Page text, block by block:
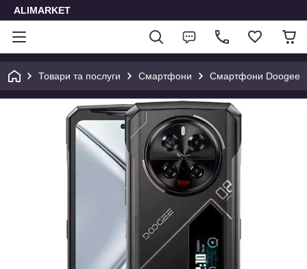
ALIMARKET
Товари та послуги Смартфони Смартфони Doogee